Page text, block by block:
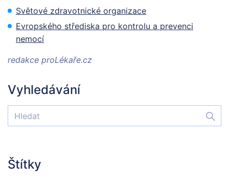
Světové zdravotnické organizace
Evropského střediska pro kontrolu a prevenci
nemocí
redakce proLékaře.cz
Vyhledávání
Štítky